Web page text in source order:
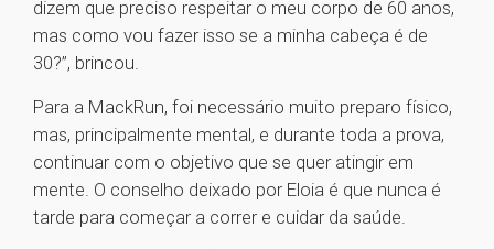
dizem que preciso respeitar o meu corpo de 60 anos,
mas como vou fazer isso se a minha cabeça é de
30?”, brincou.
Para a MackRun, foi necessário muito preparo físico,
mas, principalmente mental, e durante toda a prova,
continuar com o objetivo que se quer atingir em
mente. O conselho deixado por Eloia é que nunca é
tarde para começar a correr e cuidar da saúde.